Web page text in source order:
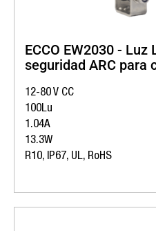
ECCO EW2030 -
seguridad ARC para
12-80 V CC
100Lu
1.04A
13.3W
R10, IP67, UL, RoHS